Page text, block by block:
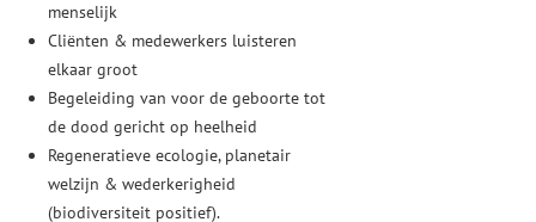
menselijk
Cliënten & medewerkers luisteren
elkaar groot
Begeleiding van voor de geboorte tot
de dood gericht op heelheid
Regeneratieve ecologie, planetair
welzijn & wederkerigheid
(biodiversiteit positief).